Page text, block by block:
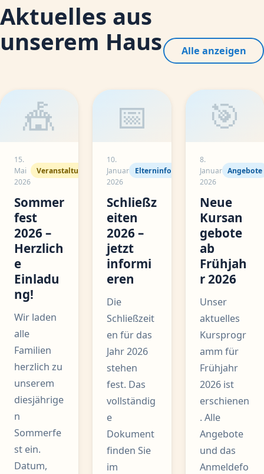
Aktuelles aus
unserem Haus
Alle anzeigen
🎪
15.
Mai
2026
Veranstaltung
Sommer
fest
2026 –
Herzlich
e
Einladu
ng!
Wir laden
alle
Familien
herzlich zu
unserem
diesjährige
n
Sommerfe
st ein.
Datum,
📅
10.
Januar
2026
Elterninfo
Schließz
eiten
2026 –
jetzt
informi
eren
Die
Schließzeit
en für das
Jahr 2026
stehen
fest. Das
vollständig
e
Dokument
finden Sie
im
🎯
8.
Januar
2026
Angebote
Neue
Kursan
gebote
ab
Frühjah
r 2026
Unser
aktuelles
Kursprogr
amm für
Frühjahr
2026 ist
erschienen
. Alle
Angebote
und das
Anmeldefo